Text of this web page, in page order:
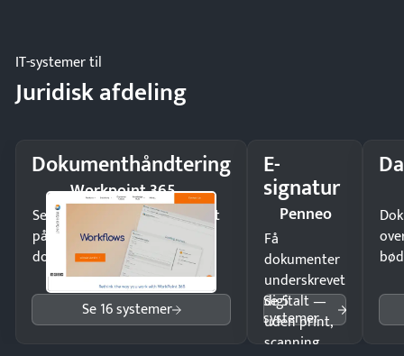
IT-systemer til
Juridisk afdeling
Dokumenthåndtering
Workpoint 365
Send kontrakter til underskrift
på minutter og mist ingen
dokumenter.
Se 16 systemer
E-
signatur
Penneo
Få
dokumenter
underskrevet
digitalt —
uden print,
scanning
Se 5
systemer